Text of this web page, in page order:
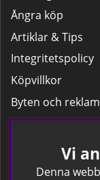
Ångra köp
Artiklar & Tips
Integritetspolicy
Köpvillkor
Byten och
Leverans
Hitta färgkoden
Företagskund
Vi
Denna